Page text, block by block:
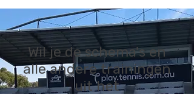
Wil je de schema's en
alle andere trainingen
uit het